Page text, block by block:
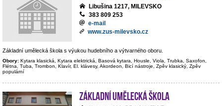
Libušina 1217, MILEVSKO
383 809 253
e-mail
www.zus-milevsko.cz
Základní umělecká škola s výukou hudebního a výtvarného oboru.
Obory: Kytara klasická, Kytara elektrická, Basová kytara, Housle, Viola, Trubka, Saxofon,
Flétna, Tuba, Trombon, Klavír, El. klávesy, Akordeon, Bicí nástroje, Zpěv klasický, Zpěv
populární
Základní umělecká škola